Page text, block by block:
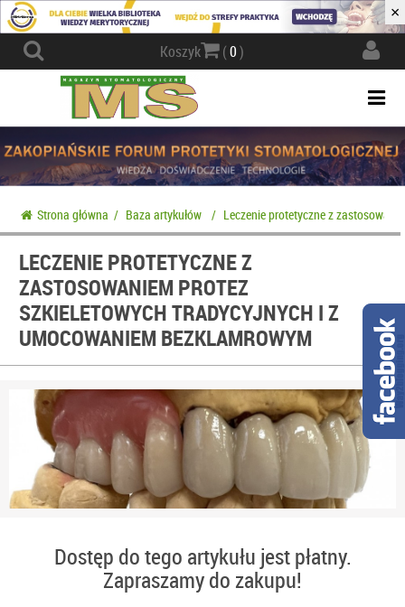
×
Koszyk (0)
Strona główna / Baza artykułów / Leczenie protetyczne z
LECZENIE PROTETYCZNE Z
ZASTOSOWANIEM PROTEZ
SZKIELETOWYCH TRADYCYJNYCH I Z
UMOCOWANIEM BEZKLAMROWYM
Dostęp do tego artykułu jest płatny.
Zapraszamy do zakupu!